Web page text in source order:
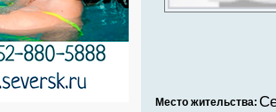
Место жительства: